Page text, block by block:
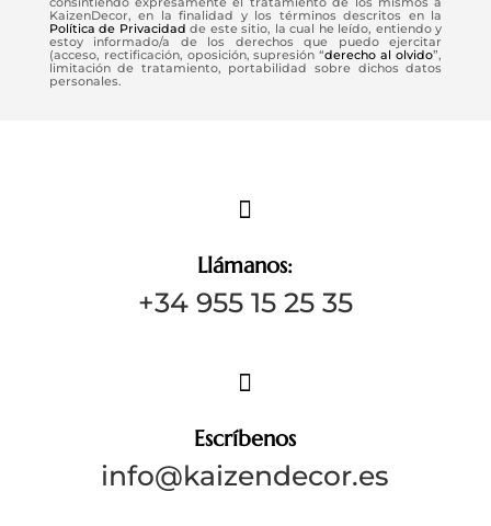
KaizenDecor, en la finalidad y los términos descritos en la
Política de Privacidad de este sitio, la cual he leído, entiendo y
estoy informado/a de los derechos que puedo ejercitar
(acceso, rectificación, oposición, supresión “derecho al olvido”,
limitación de tratamiento, portabilidad sobre dichos datos
personales.

Llámanos:
+34 955 15 25 35

Escríbenos
info@kaizendecor.es